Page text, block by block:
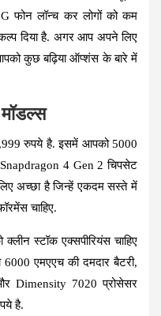
फोन लॉन्च कर लोगों को कम
दिया है. अगर आप अपने लिए
कुछ बढ़िया ऑप्शंस के बारे में
रुपये है. इसमें आपको 5000
4 Gen 2 चिपसेट
अच्छा है जिन्हें एकदम सस्ते में
चाहिए.
क्लीन स्टॉक एक्सपीरियंस चाहिए
एमएएच की दमदार बैटरी,
Dimensity 7020 प्रोसेसर
है.